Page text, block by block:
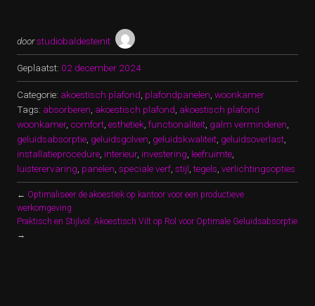
doorstudiobaldesteinit
Geplaatst: 02 december 2024
Categorie: akoestisch plafond plafondpanelen woonkamer
Tags: absorberen akoestisch plafond akoestisch plafond
woonkamer, comfort esthetiek functionaliteit galm verminderen
geluidsabsorptie geluidsgolven geluidskwaliteit geluidsoverlast
installatieprocedure interieur, investering leefruimte
luisterervaring panelen speciale verf stijl ,tegels verlichtingsopties
← Optimaliseer de akoestiek op kantoor voor een productieve
werkomgeving
Praktisch en Stijlvol: Akoestisch Vilt op Rol voor Optimale Geluidsabsorptie
→